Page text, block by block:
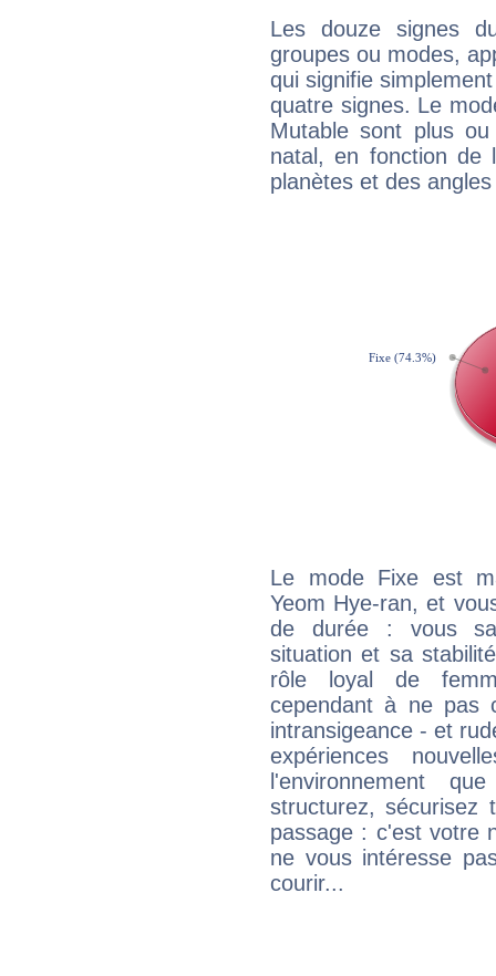
Les douze signes
groupes ou modes,
qui signifie
quatre signes. Le
Mutable sont plus
natal, en fonction de
planètes et des
Le mode Fixe est
Yeom Hye-ran, et
de durée : vous
situation et sa
rôle loyal de
cependant à ne pas
intransigeance - et
expériences
l'environnement
structurez, sécurisez
passage : c'est votre
ne vous intéresse
courir...